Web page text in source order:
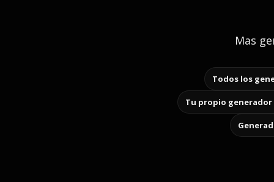
Mas
Todos los
Tu propio generador